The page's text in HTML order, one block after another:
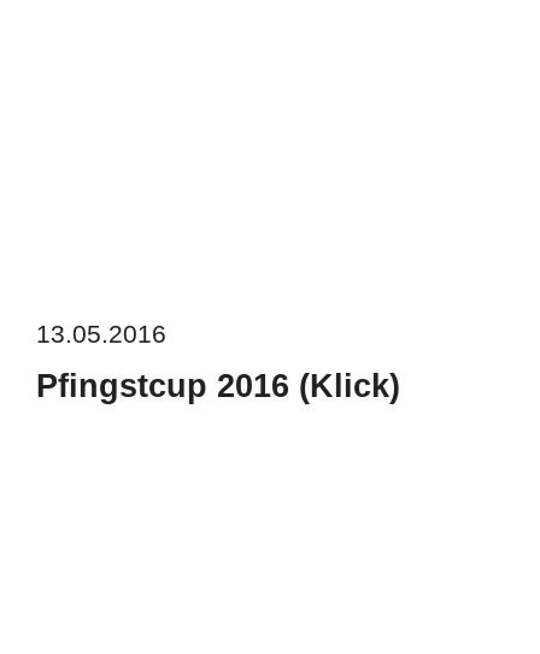
13.05.2016
Pfingstcup 2016 (Klick)